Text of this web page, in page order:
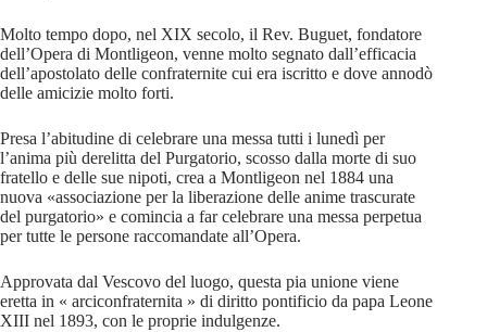
Molto tempo dopo, nel XIX secolo, il Rev. Buguet, fondatore
dell’Opera di Montligeon, venne molto segnato dall’efficacia
dell’apostolato delle confraternite cui era iscritto e dove annodò
delle amicizie molto forti.
Presa l’abitudine di celebrare una messa tutti i lunedì per
l’anima più derelitta del Purgatorio, scosso dalla morte di suo
fratello e delle sue nipoti, crea a Montligeon nel 1884 una
nuova «associazione per la liberazione delle anime trascurate
del purgatorio» e comincia a far celebrare una messa perpetua
per tutte le persone raccomandate all’Opera.
Approvata dal Vescovo del luogo, questa pia unione viene
eretta in « arciconfraternita » di diritto pontificio da papa Leone
XIII nel 1893, con le proprie indulgenze.